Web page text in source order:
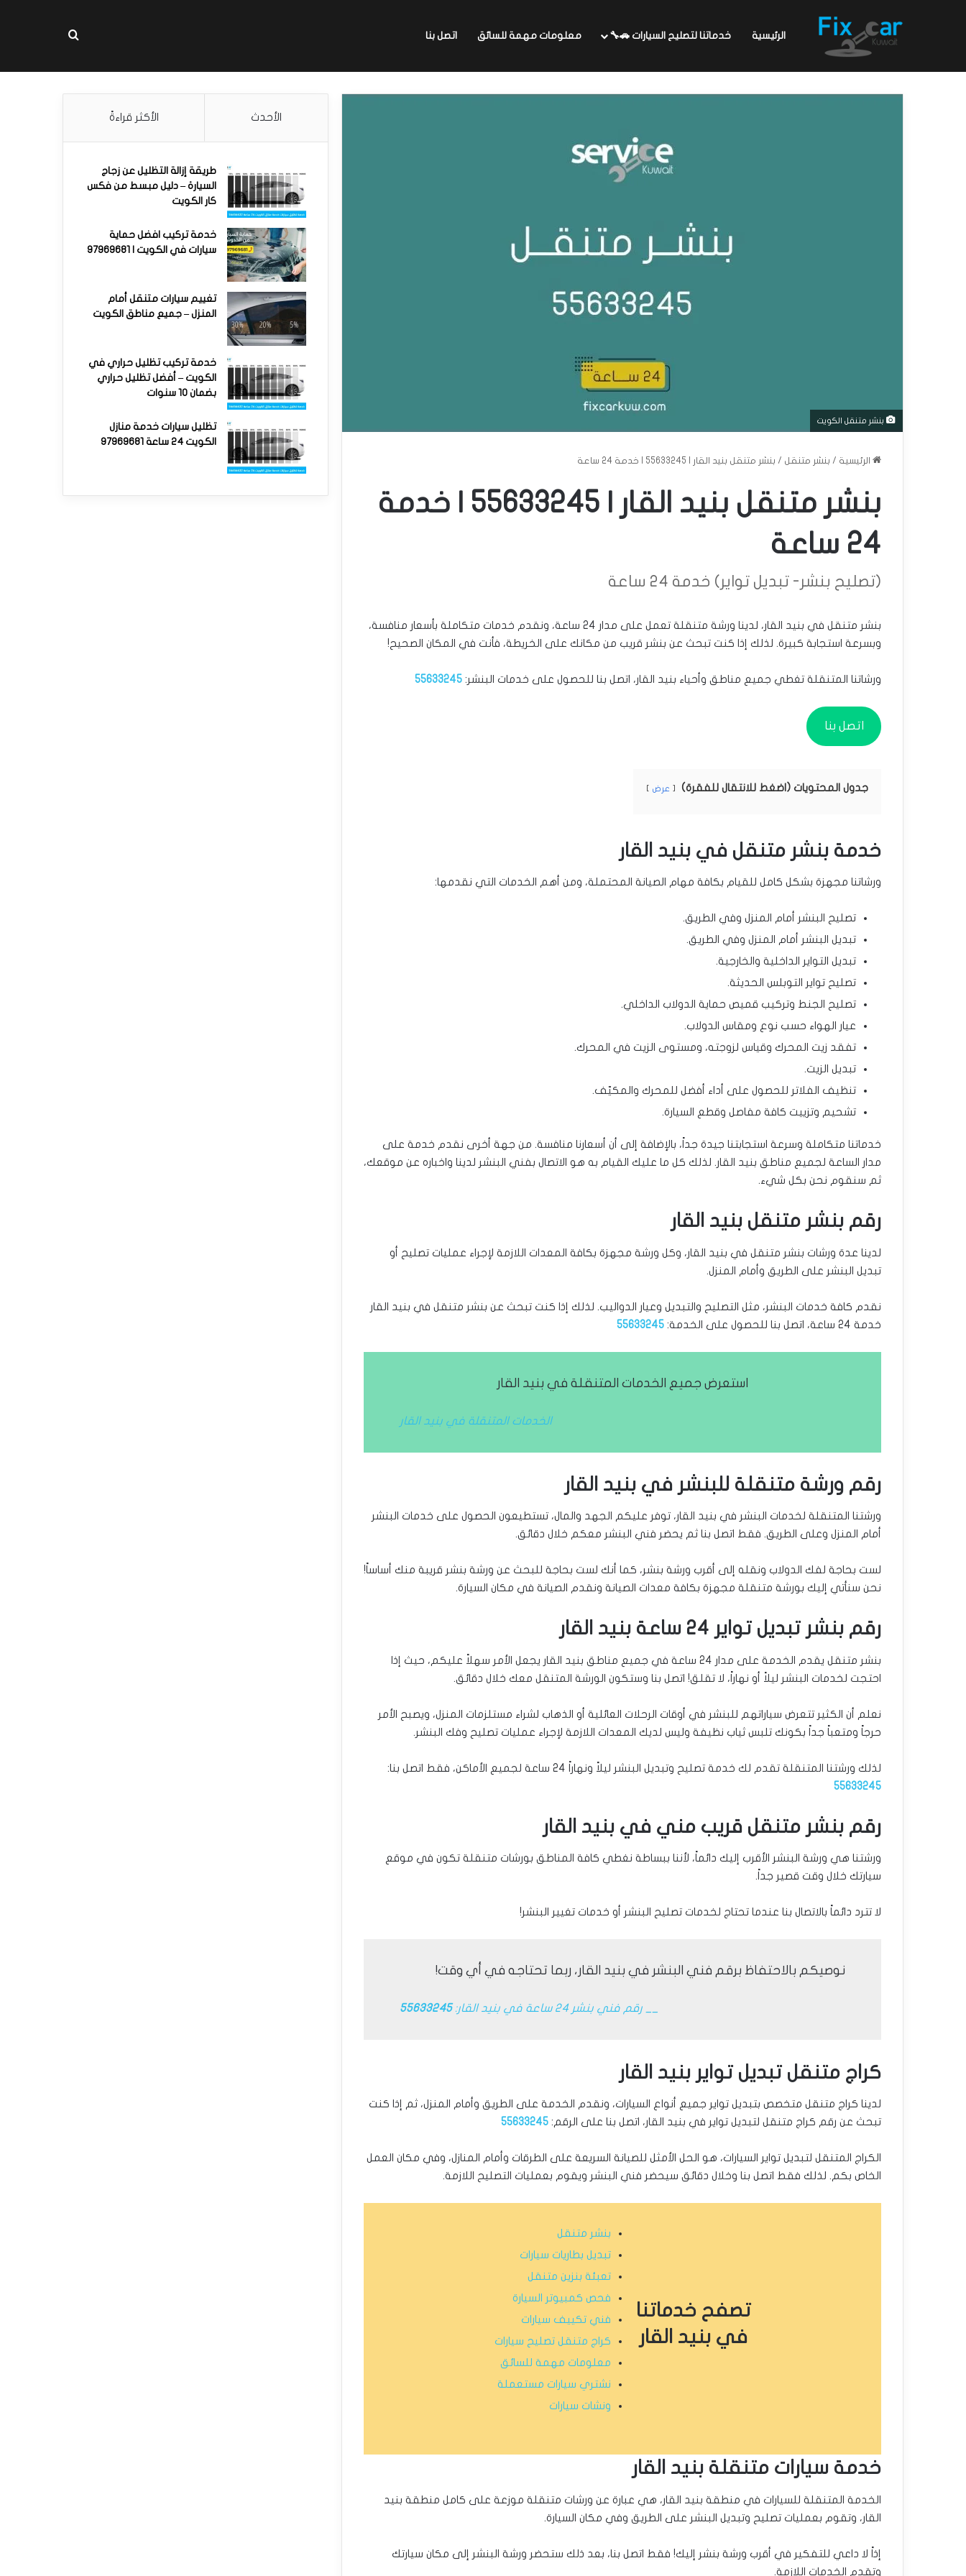
الرئيسية خدماتنا لتصليح السيارات 🚗🔧 معلومات مهمة للسائق اتصل بنا بحث عن
بنشر متنقل الكويت
الرئيسية / بنشر متنقل / بنشر متنقل بنيد القار | 55633245 | خدمة 24 ساعة
بنشر متنقل بنيد القار | 55633245 | خدمة
24 ساعة
(تصليح بنشر- تبديل تواير) خدمة 24 ساعة
بنشر متنقل في بنيد القار، لدينا ورشة متنقلة تعمل على مدار 24 ساعة، ونقدم خدمات متكاملة بأسعار منافسة،
وبسرعة استجابة كبيرة. لذلك إذا كنت تبحث عن بنشر قريب من مكانك على الخريطة، فأنت في المكان الصحيح!
ورشاتنا المتنقلة تغطي جميع مناطق وأحياء بنيد القار، اتصل بنا للحصول على خدمات البنشر: 55633245
اتصل بنا
جدول المحتويات (اضغط للانتقال للفقرة) عرض
خدمة بنشر متنقل في بنيد القار
ورشاتنا مجهزة بشكل كامل للقيام بكافة مهام الصيانة المحتملة، ومن أهم الخدمات التي نقدمها:
تصليح البنشر أمام المنزل وفي الطريق.
تبديل البنشر أمام المنزل وفي الطريق.
تبديل التواير الداخلية والخارجية.
تصليح تواير التوبلس الحديثة.
تصليح الجنط وتركيب قميص حماية الدولاب الداخلي.
عيار الهواء حسب نوع ومقاس الدولاب.
تفقد زيت المحرك وقياس لزوجته، ومستوى الزيت في المحرك.
تبديل الزيت.
تنظيف الفلاتر للحصول على أداء أفضل للمحرك والمكيّف.
تشحيم وتزييت كافة مفاصل وقطع السيارة.
خدماتنا متكاملة وسرعة استجابتنا جيدة جداً، بالإضافة إلى أن أسعارنا منافسة. من جهة أخرى نقدم خدمة على
مدار الساعة لجميع مناطق بنيد القار. لذلك كل ما عليك القيام به هو الاتصال بفني البنشر لدينا واخباره عن موقعك،
ثم سنقوم نحن بكل شيء.
رقم بنشر متنقل بنيد القار
لدينا عدة ورشات بنشر متنقل في بنيد القار، وكل ورشة مجهزة بكافة المعدات اللازمة لإجراء عمليات تصليح أو
تبديل البنشر على الطريق وأمام المنزل.
نقدم كافة خدمات البنشر، مثل التصليح والتبديل وعيار الدواليب. لذلك إذا كنت تبحث عن بنشر متنقل في بنيد القار
خدمة 24 ساعة، اتصل بنا للحصول على الخدمة:
55633245
استعرض جميع الخدمات المتنقلة في بنيد القار
الخدمات المتنقلة في بنيد القار
رقم ورشة متنقلة للبنشر في بنيد القار
ورشتنا المتنقلة لخدمات البنشر في بنيد القار، توفر عليكم الجهد والمال، تستطيعون الحصول على خدمات البنشر
أمام المنزل وعلى الطريق. فقط اتصل بنا ثم يحضر فني البنشر معكم خلال دقائق.
لست بحاجة لفك الدولاب ونقله إلى أقرب ورشة بنشر، كما أنك لست بحاجة للبحث عن ورشة بنشر قريبة منك أساساً!
نحن سنأتي إليك بورشة متنقلة مجهزة بكافة معدات الصيانة ونقدم الصيانة في مكان السيارة.
رقم بنشر تبديل تواير 24 ساعة بنيد القار
بنشر متنقل يقدم الخدمة على مدار 24 ساعة في جميع مناطق بنيد القار يجعل الأمر سهلاً عليكم، حيث إذا
احتجت لخدمات البنشر ليلاً أو نهاراً، لا تقلق! اتصل بنا وستكون الورشة المتنقل معك خلال دقائق.
نعلم أن الكثير تتعرض سياراتهم للبنشر في أوقات الرحلات العائلية أو الذهاب لشراء مستلزمات المنزل، ويصبح الأمر
حرجاً ومتعباً جداً بكونك تلبس ثياب نظيفة وليس لديك المعدات اللازمة لإجراء عمليات تصليح وفك البنشر.
لذلك ورشتنا المتنقلة تقدم لك خدمة تصليح وتبديل البنشر ليلاً ونهاراً 24 ساعة لجميع الأماكن، فقط اتصل بنا:
55633245
رقم بنشر متنقل قريب مني في بنيد القار
ورشتنا هي ورشة البنشر الأقرب إليك دائماً، لأننا ببساطة نغطي كافة المناطق بورشات متنقلة تكون في موقع
سيارتك خلال وقت قصير جداً.
لا تترد دائماً بالاتصال بنا عندما تحتاج لخدمات تصليح البنشر أو خدمات تغيير البنشر!
نوصيكم بالاحتفاظ برقم فني البنشر في بنيد القار، ربما تحتاجه في أي وقت!
__ رقم فني بنشر 24 ساعة في بنيد القار: 55633245
كراج متنقل تبديل تواير بنيد القار
لدينا كراج متنقل متخصص بتبديل تواير جميع أنواع السيارات، ونقدم الخدمة على الطريق وأمام المنزل، ثم إذا كنت
تبحث عن رقم كراج متنقل لتبديل تواير في بنيد القار، اتصل بنا على الرقم: 55633245
الكراج المتنقل لتبديل تواير السيارات، هو الحل الأمثل للصيانة السريعة على الطرقات وأمام المنازل، وفي مكان العمل
الخاص بكم. لذلك فقط اتصل بنا وخلال دقائق سيحضر فني البنشر ويقوم بعمليات التصليح اللازمة.
تصفح خدماتنا
في بنيد القار
بنشر متنقل
تبديل بطاريات سيارات
تعبئة بنزين متنقل
فحص كمبيوتر السيارة
فني تكييف سيارات
كراج متنقل تصليح سيارات
معلومات مهمة للسائق
نشتري سيارات مستعملة
ونشات سيارات
خدمة سيارات متنقلة بنيد القار
الخدمة المتنقلة للسيارات في منطقة بنيد القار، هي عبارة عن ورشات متنقلة موزعة على كامل منطقة بنيد
القار، وتقوم بعمليات تصليح وتبديل البنشر على الطريق وفي مكان السيارة.
إذاً لا داعي للتفكير في أقرب ورشة بنشر إليك! فقط اتصل بنا، بعد ذلك ستحضر ورشة البنشر إلى مكان سيارتك
وتقدم الخدمات اللازمة.
الأحدث الأكثر قراءةً
طريقة إزالة التظليل عن زجاج
السيارة – دليل مبسط من فكس
كار الكويت
خدمة تركيب افضل حماية
سيارات في الكويت | 97969681
تغييم سيارات متنقل أمام
المنزل – جميع مناطق الكويت
خدمة تركيب تظليل حراري في
الكويت – أفضل تظليل حراري
بضمان 10 سنوات
تظليل سيارات خدمة منازل
الكويت 24 ساعة 97969681